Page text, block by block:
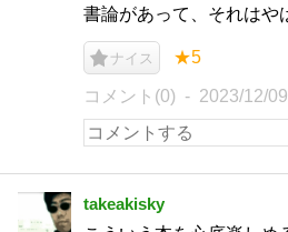
書論があって、それはや
ナイス ★5
コメント(0) 2023/12/09
takeakisky